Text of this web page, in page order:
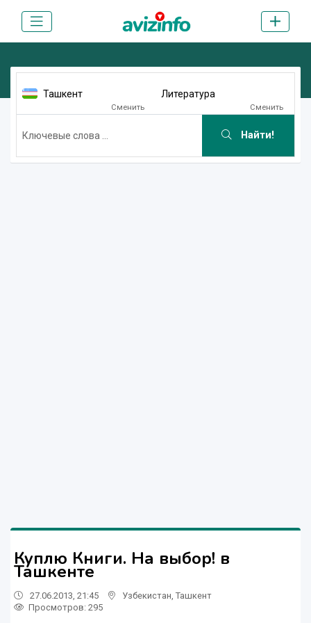
Ташкент
Сменить
Литература
Сменить
Найти!
Куплю Книги. На выбор! в
Ташкенте
27.06.2013, 21:45 Узбекистан Ташкент
Просмотров: 295